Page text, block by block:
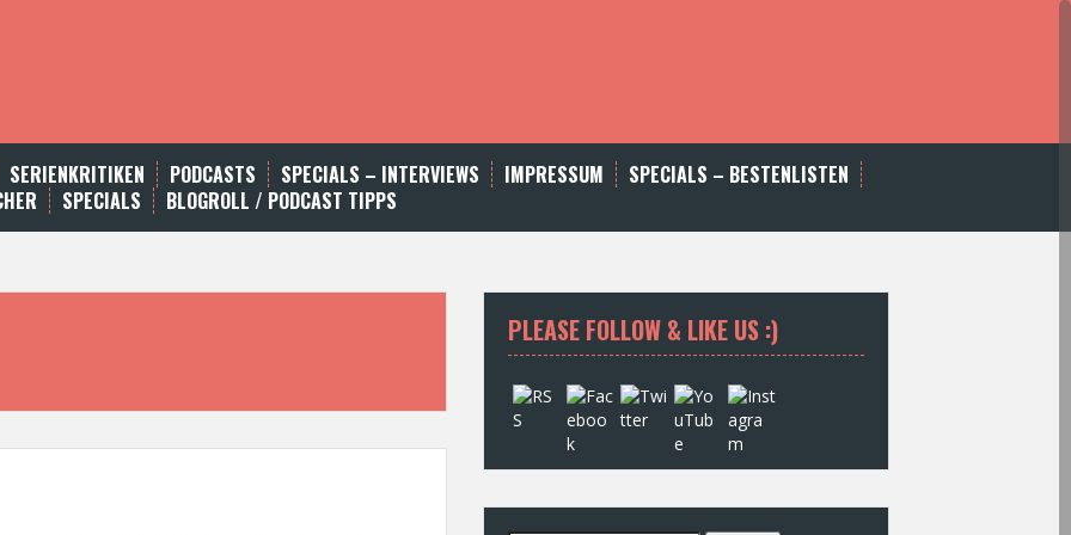
SERIENKRITIKEN PODCASTS SPECIALS – INTERVIEWS IMPRESSUM
SPECIALS – BESTENLISTEN
SPECIALS BLOGROLL / PODCAST TIPPS
PLEASE FOLLOW & LIKE US :)